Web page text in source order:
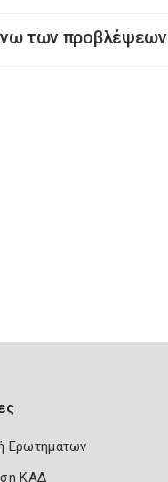
των προβλέψεων
Ερωτημάτων
ΚΑΔ